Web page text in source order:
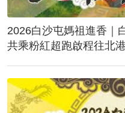
2026白沙屯媽祖進香｜
共乘粉紅超跑啟程往北